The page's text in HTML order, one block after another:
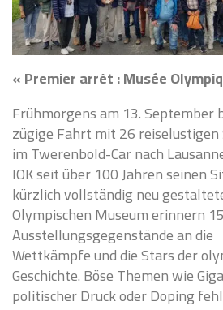
« Premier arrêt : Musée
Frühmorgens am 13. September
zügige Fahrt mit 26 reiselustigen
im Twerenbold-Car nach
IOK seit über 100 Jahren seinen
kürzlich vollständig neu
Olympischen Museum erinnern
Ausstellungsgegenstände an die
Wettkämpfe und die Stars der
Geschichte. Böse Themen wie
politischer Druck oder Doping